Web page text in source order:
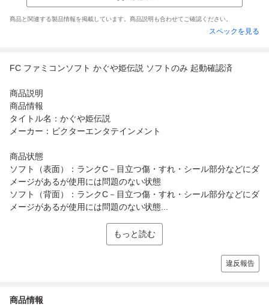
商品と関連する製品情報を掲載しています。商品説明も合わせてご確認ください。
スペックを見る
FC ファミコンソフト かぐや姫伝説 ソフトのみ 起動確認済
商品説明
商品情報
タイトル名：かぐや姫伝説
メーカー：ビクターエンタテインメント
商品状態
ソフト（表面）：ランクC－目立つ傷・すれ・シール部分などにダ
メージがあるが使用には問題のない状態
ソフト（背面）：ランクC－目立つ傷・すれ・シール部分などにダ
メージがあるが使用には問題のない状態...
もっと読む
違反報告
商品情報